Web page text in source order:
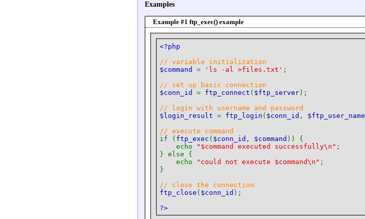
Examples
Example #1ftp_exec() example
<?php
// variable initialization
$command = 'ls -al >files.txt' ;
// set up basic connection
$conn_id = ftp_connect ( $ftp_server);
// login with username and password
$login_result = ftp_login ( $conn_id , $ftp_user_name
// execute command
if ( ftp_exec ( $conn_id , $command )) {
echo
"$command executed successfully\n" ;
} else {
echo
"could not execute $command\n" ;
}
// close the connection
ftp_close ( $conn_id );
?>